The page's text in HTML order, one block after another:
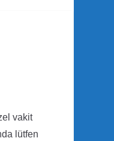
vakit
lütfen